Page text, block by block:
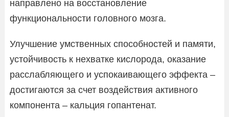
направлено на восстановление
функциональности головного мозга.
Улучшение умственных способностей и памяти,
устойчивость к нехватке кислорода, оказание
расслабляющего и успокаивающего эффекта –
достигаются за счет воздействия активного
компонента – кальция гопантенат.